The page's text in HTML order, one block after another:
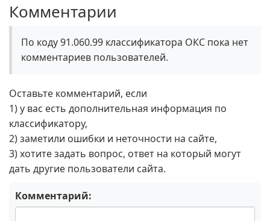
Комментарии
По коду 91.060.99 классификатора ОКС пока нет
комментариев пользователей.
Оставьте комментарий, если
1) у вас есть дополнительная информация по
классификатору,
2) заметили ошибки и неточности на сайте,
3) хотите задать вопрос, ответ на который могут
дать другие пользователи сайта.
Комментарий: